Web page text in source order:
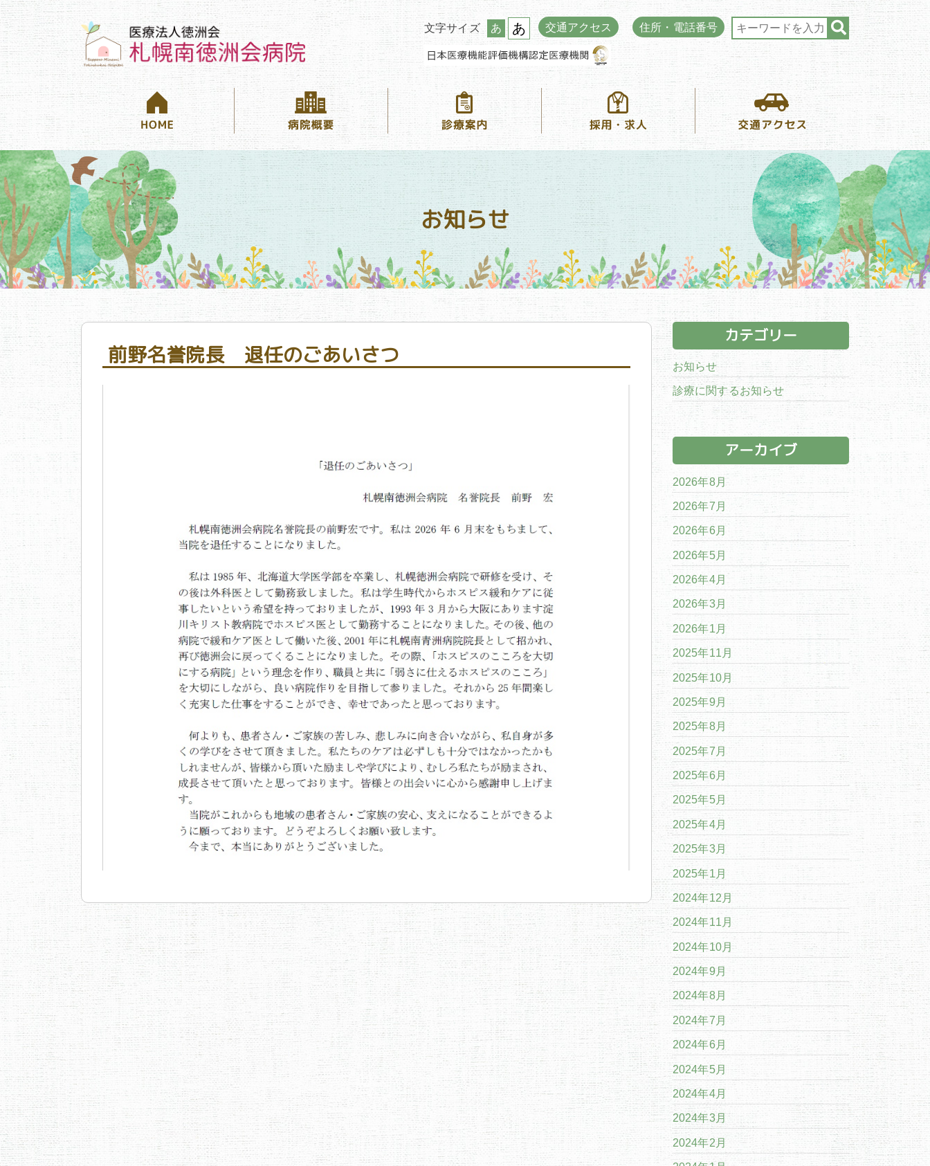
文字サイズ あ あ 交通アクセス 住所・電話番号
お知らせ
前野名誉院長 退任のごあいさつ
カテゴリー
お知らせ
診療に関するお知らせ
アーカイブ
2026年8月
2026年7月
2026年6月
2026年5月
2026年4月
2026年3月
2026年1月
2025年11月
2025年10月
2025年9月
2025年8月
2025年7月
2025年6月
2025年5月
2025年4月
2025年3月
2025年1月
2024年12月
2024年11月
2024年10月
2024年9月
2024年8月
2024年7月
2024年6月
2024年5月
2024年4月
2024年3月
2024年2月